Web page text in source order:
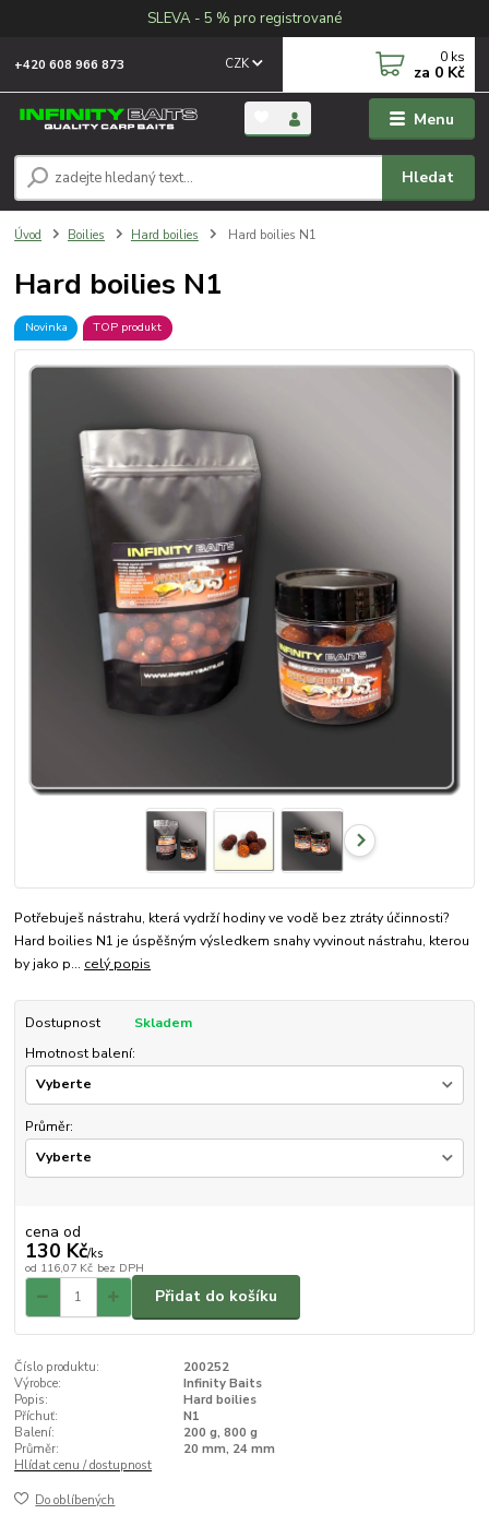
SLEVA - 5 % pro registrované
Menu
CZK
Hledat
+420 608 966 873 0 ks
za 0 Kč
Úvod Boilies Hard boilies Hard boilies N1
Hard boilies N1
Novinka TOP produkt
Potřebuješ nástrahu, která vydrží hodiny ve vodě bez ztráty účinnosti?
Hard boilies N1 je úspěšným výsledkem snahy vyvinout nástrahu, kterou
by jako p... celý popis
Dostupnost
Skladem
Hmotnost balení:
Průměr:
cena od
130 Kč/ks
od 116,07 Kč bez DPH
Přidat do košíku
Číslo produktu:
200252
Výrobce:
Infinity Baits
Popis:
Hard boilies
Příchuť:
N1
Balení:
200 g, 800 g
Průměr:
20 mm, 24 mm
Hlídat cenu / dostupnost
Do oblíbených